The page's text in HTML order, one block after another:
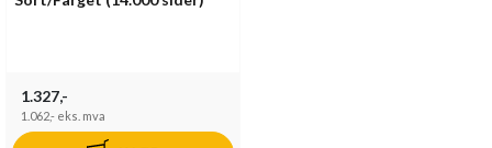
1.327,-
1.062,- eks. mva